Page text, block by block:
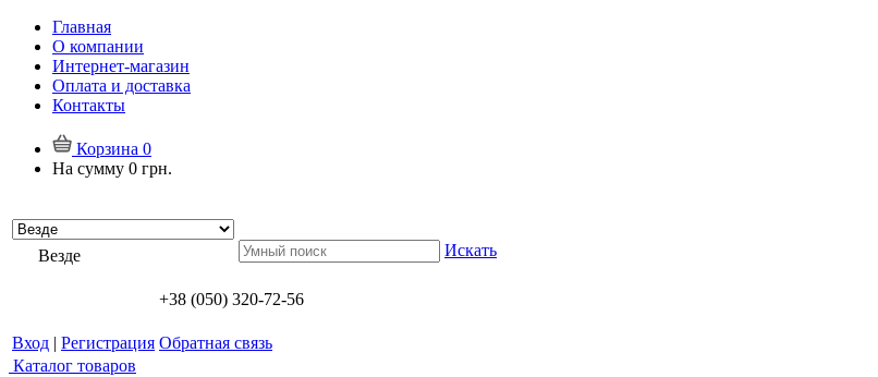
Главная
О компании
Интернет-магазин
Оплата и доставка
Контакты
Корзина 0
На сумму 0 грн.
Везде Искать
+38 (050) 320-72-56
Вход | Регистрация Обратная связь
Каталог товаров